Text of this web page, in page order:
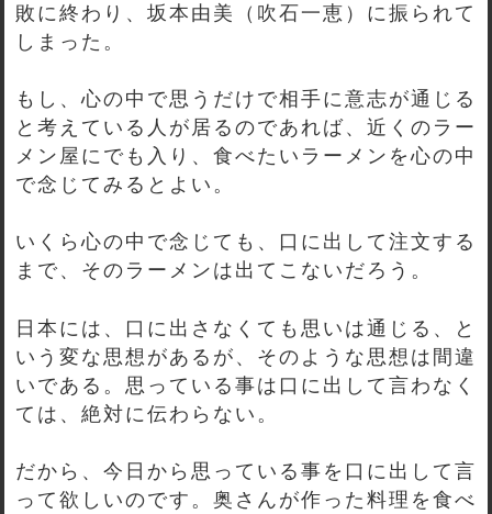
敗に終わり、坂本由美（吹石一恵）に振られて
しまった。
もし、心の中で思うだけで相手に意志が通じる
と考えている人が居るのであれば、近くのラー
メン屋にでも入り、食べたいラーメンを心の中
で念じてみるとよい。
いくら心の中で念じても、口に出して注文する
まで、そのラーメンは出てこないだろう。
日本には、口に出さなくても思いは通じる、と
いう変な思想があるが、そのような思想は間違
いである。思っている事は口に出して言わなく
ては、絶対に伝わらない。
だから、今日から思っている事を口に出して言
って欲しいのです。奥さんが作った料理を食べ